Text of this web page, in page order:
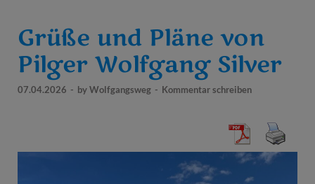
Grüße und Pläne von
Pilger Wolfgang Silver
07.04.2026 - byWolfgangsweg - Kommentar schreiben